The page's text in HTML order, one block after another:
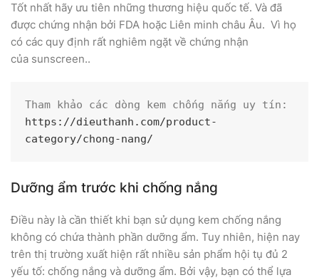
Tốt nhất hãy ưu tiên những thương hiệu quốc tế. Và đã
được chứng nhận bởi FDA hoặc Liên minh châu Âu. Vì họ
có các quy định rất nghiêm ngặt về chứng nhận
của sunscreen..
https://dieuthanh.com/product-
category/chong-nang/
Dưỡng ẩm trước khi chống nắng
Điều này là cần thiết khi bạn sử dụng kem chống nắng
không có chứa thành phần dưỡng ẩm. Tuy nhiên, hiện nay
trên thị trường xuất hiện rất nhiều sản phẩm hội tụ đủ 2
yếu tố: chống nắng và dưỡng ẩm. Bởi vậy, bạn có thể lựa